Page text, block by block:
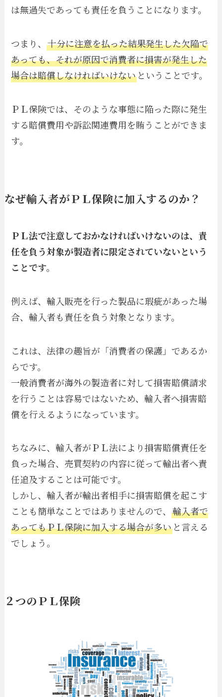
は無過失であっても責任を負うことになります。
つまり、十分に注意を払った結果発生した欠陥で
あっても、それが原因で消費者に損害が発生した
場合は賠償しなければいけない ということです。
ＰＬ保険では、そのような事態に陥った際に発生
する賠償費用や訴訟関連費用を賄うことができま
す。
なぜ輸入者がＰＬ保険に加入するのか？
ＰＬ法で注意しておかなければいけないのは、責
任を負う対象が製造者に限定されていないという
ことです。
例えば、輸入販売を行った製品に瑕疵があった場
合、輸入者も責任を負う対象となります。
これは、法律の趣旨が「消費者の保護」であるか
らです。
一般消費者が海外の製造者に対して損害賠償請求
を行うことは容易ではないため、輸入者へ損害賠
償を行えるようになっています。
ちなみに、輸入者がＰＬ法により損害賠償責任を
負った場合、売買契約の内容に従って輸出者へ責
任追及することは可能です。
しかし、輸入者が輸出者相手に損害賠償を起こす
ことも簡単なことではありませんので、輸入者で
あってもＰＬ保険に加入する場合が多い と言える
でしょう。
２つのＰＬ保険